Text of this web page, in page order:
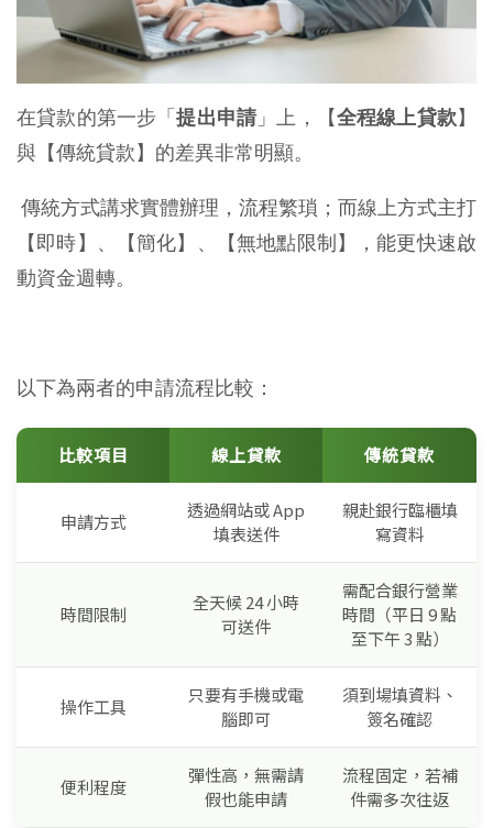
在貸款的第一步「提出申請」上，【全程線上貸款】
與【傳統貸款】的差異非常明顯。
傳統方式講求實體辦理，流程繁瑣；而線上方式主打
【即時】、【簡化】、【無地點限制】，能更快速啟
動資金週轉。
以下為兩者的申請流程比較：
比較項目 線上貸款 傳統貸款
申請方式
透過網站或 App
填表送件
親赴銀行臨櫃填
寫資料
時間限制
全天候 24 小時
可送件
需配合銀行營業
時間（平日 9 點
至下午 3 點）
操作工具
只要有手機或電
腦即可
須到場填資料、
簽名確認
便利程度
彈性高，無需請
假也能申請
流程固定，若補
件需多次往返